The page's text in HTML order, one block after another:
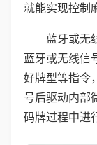
就能实现控制
蓝牙或无
蓝牙或无线信
好牌型等指令
号后驱动内部
码牌过程中进